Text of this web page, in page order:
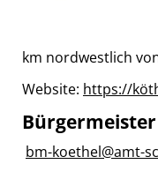
km nordwestlich
Website: https://
bm-koethel@amt-